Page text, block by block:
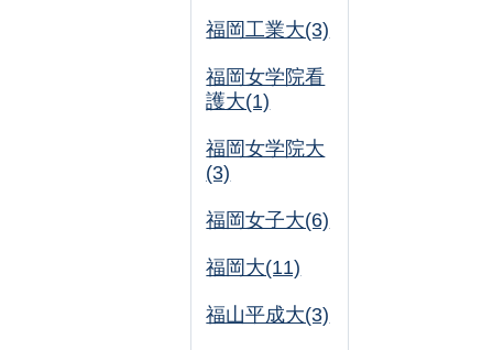
福岡工業大(3)
福岡女学院看
護大(1)
福岡女学院大
(3)
福岡女子大(6)
福岡大(11)
福山平成大(3)